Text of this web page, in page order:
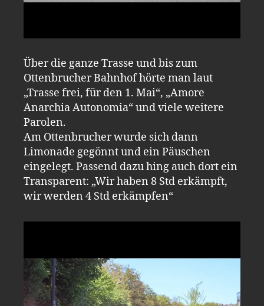
Über die ganze Trasse und bis zum
Ottenbrucher Bahnhof hörte man laut
„Trasse frei, für den 1. Mai“, „Amore
Anarchia Autonomia“ und viele weitere
Parolen.
Am Ottenbrucher wurde sich dann
Limonade gegönnt und ein Päuschen
eingelegt. Passend dazu hing auch dort ein
Transparent: „Wir haben 8 Std erkämpft,
wir werden 4 Std erkämpfen“